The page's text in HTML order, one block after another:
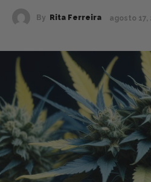
By Rita Ferreira agosto 17,